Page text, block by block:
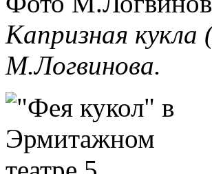
Капризная
М.Логвинова.